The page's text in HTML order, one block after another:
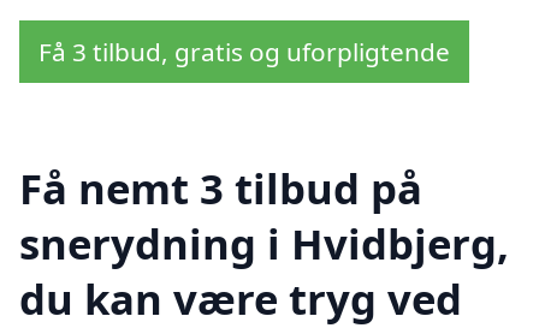
Få 3 tilbud, gratis og uforpligtende
Få nemt 3 tilbud på
snerydning i Hvidbjerg,
du kan være tryg ved